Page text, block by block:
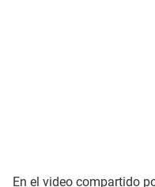
En el video compartido